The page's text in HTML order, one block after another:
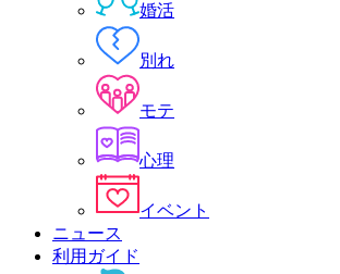
婚活
別れ
モテ
心理
イベント
ニュース
利用ガイド